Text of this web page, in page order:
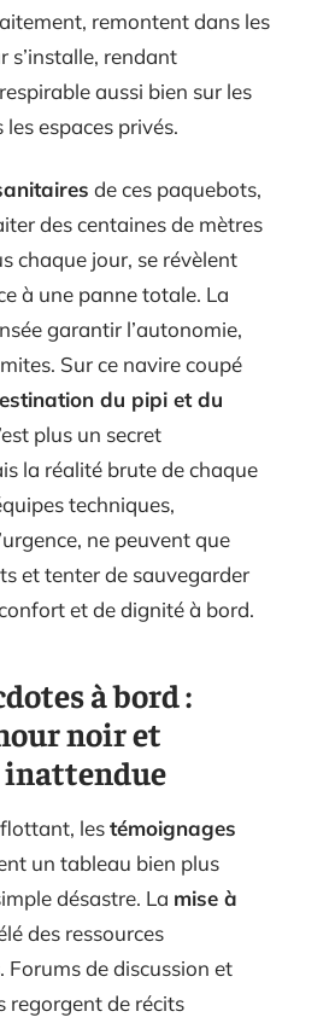
remontent dans les
s’installe, rendant
aussi bien sur les
espaces privés.
de ces paquebots,
des centaines de mètres
chaque jour, se révèlent
à une panne totale. La
garantir l’autonomie,
Sur ce navire coupé
du pipi et du
plus un secret
la réalité brute de chaque
techniques,
ne peuvent que
et tenter de sauvegarder
et de dignité à bord.
à bord :
noir et
lestémoignages
un tableau bien plus
désastre. La mise à
des ressources
Forums de discussion et
regorgent de récits